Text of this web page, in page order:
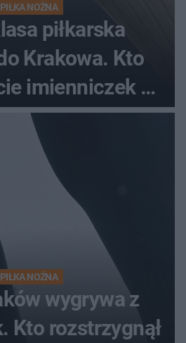
PIŁKA NOŻNA
piłkarska
Krakowa. Kto
imienniczek na
stadionie
PIŁKA NOŻNA
wygrywa z
Kto rozstrzygnął